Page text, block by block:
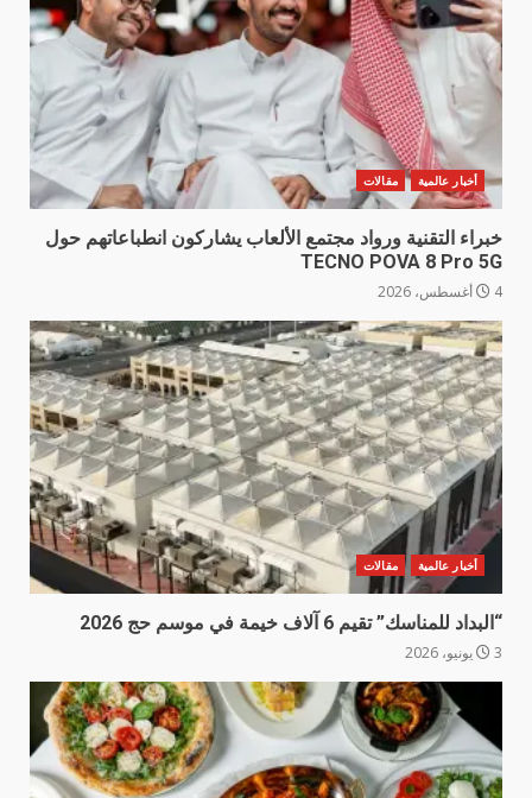
أخبار عالمية مقالات
خبراء التقنية ورواد مجتمع الألعاب يشاركون انطباعاتهم حول
TECNO POVA 8 Pro 5G
4 أغسطس، 2026
أخبار عالمية مقالات
“البداد للمناسك” تقيم 6 آلاف خيمة في موسم حج 2026
3 يونيو، 2026